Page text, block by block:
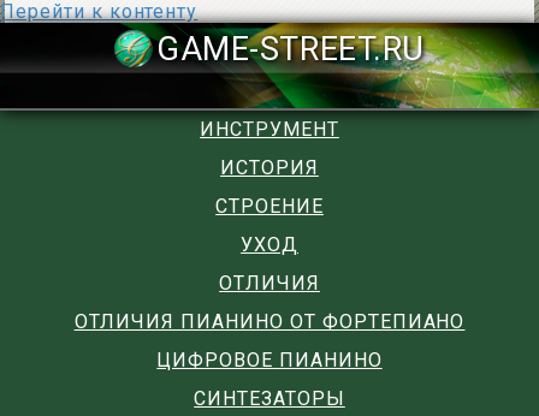
Перейти к контенту
GAME-
ИНСТРУМЕНТ
ИСТОРИЯ
СТРОЕНИЕ
УХОД
ОТЛИЧИЯ
ОТЛИЧИЯ ПИАНИНО ОТ ФОРТЕПИАНО
ЦИФРОВОЕ ПИАНИНО
СИНТЕЗАТОРЫ